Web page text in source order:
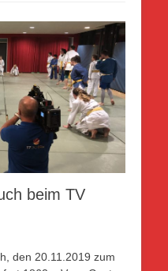
beim TV
den 20.11.2019 zum